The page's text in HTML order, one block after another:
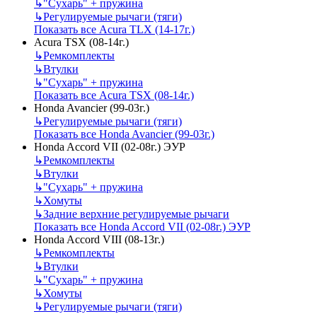
↳"Сухарь" + пружина
↳Регулируемые рычаги (тяги)
Показать все Acura TLX (14-17г.)
Acura TSX (08-14г.)
↳Ремкомплекты
↳Втулки
↳"Сухарь" + пружина
Показать все Acura TSX (08-14г.)
Honda Avancier (99-03г.)
↳Регулируемые рычаги (тяги)
Показать все Honda Avancier (99-03г.)
Honda Accord VII (02-08г.) ЭУР
↳Ремкомплекты
↳Втулки
↳"Сухарь" + пружина
↳Хомуты
↳Задние верхние регулируемые рычаги
Показать все Honda Accord VII (02-08г.) ЭУР
Honda Accord VIII (08-13г.)
↳Ремкомплекты
↳Втулки
↳"Сухарь" + пружина
↳Хомуты
↳Регулируемые рычаги (тяги)